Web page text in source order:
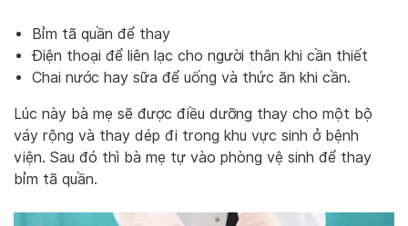
Bỉm tã quần để thay
Điện thoại để liên lạc cho người thân khi cần thiết
Chai nước hay sữa để uống và thức ăn khi cần.
Lúc này bà mẹ sẽ được điều dưỡng thay cho một bộ
váy rộng và thay dép đi trong khu vực sinh ở bệnh
viện. Sau đó thì bà mẹ tự vào phòng vệ sinh để thay
bỉm tã quần.